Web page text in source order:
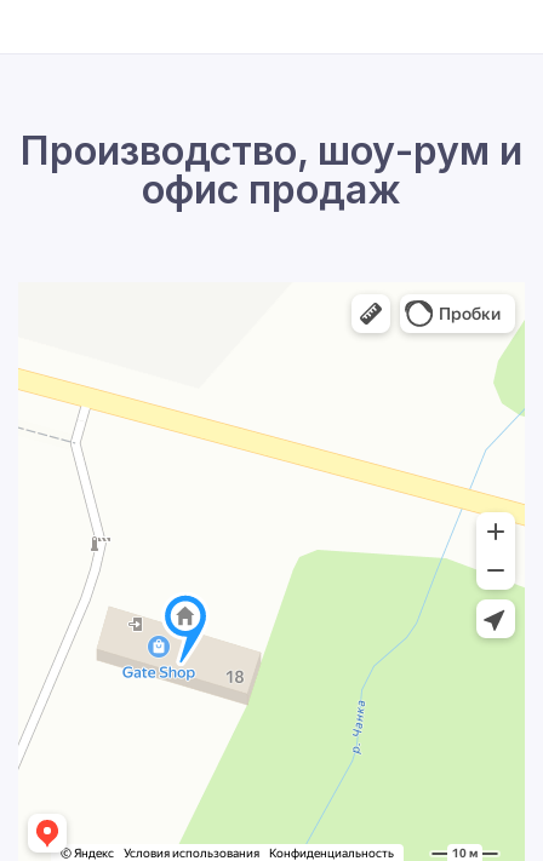
Производство, шоу-рум и
офис продаж